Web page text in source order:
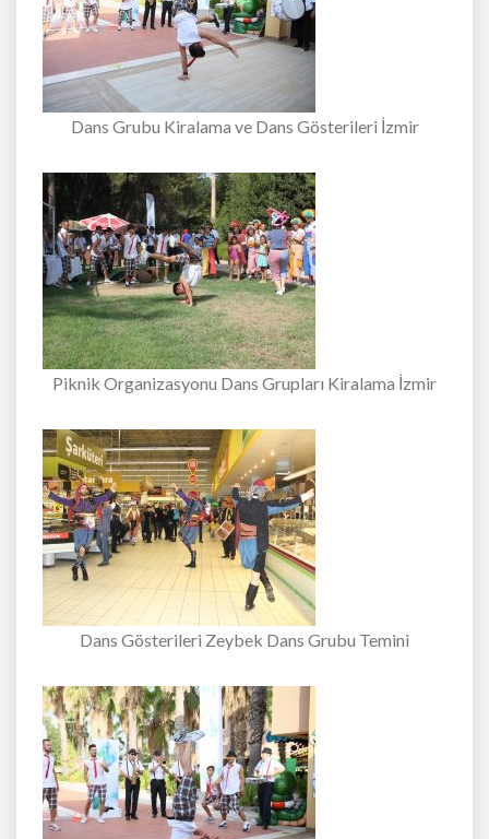
Dans Grubu Kiralama ve Dans Gösterileri İzmir
Piknik Organizasyonu Dans Grupları Kiralama İzmir
Dans Gösterileri Zeybek Dans Grubu Temini